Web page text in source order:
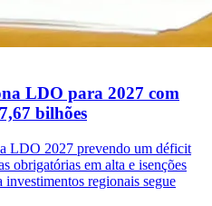
LDO para 2027 com
bilhões
LDO 2027 prevendo um déficit
obrigatórias em alta e isenções
regionais segue